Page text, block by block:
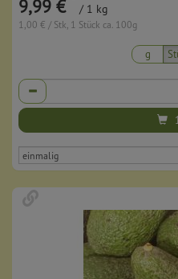
9,99 € / 1 kg
1,00 € / Stk, 1 Stück ca. 100g
g
Anzahl